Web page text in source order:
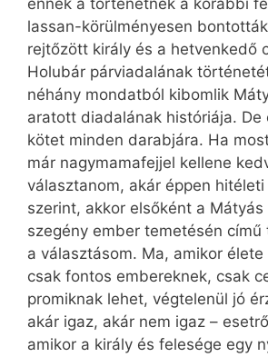
ennek a történetnek a korábbi
lassan-körülményesen
rejtőzött király és a hetvenkedő
Holubár párviadalának
néhány mondatból kibomlik
aratott diadalának históriája. De
kötet minden darabjára. Ha
már nagymamafejjel kellene
választanom, akár éppen
szerint, akkor elsőként a Mátyás
szegény ember temetésén
a választásom. Ma, amikor élete
csak fontos embereknek, csak
promiknak lehet, végtelenül jó
akár igaz, akár nem igaz –
amikor a király és felesége egy